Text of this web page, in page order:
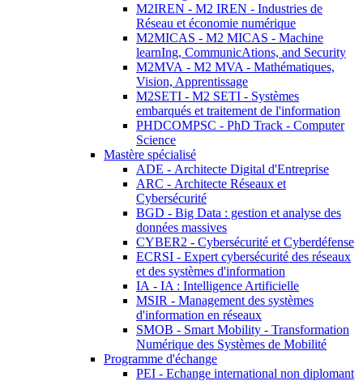
M2IREN - M2 IREN - Industries de
Réseau et économie numérique
M2MICAS - M2 MICAS - Machine
learnIng, CommunicAtions, and Security
M2MVA - M2 MVA - Mathématiques,
Vision, Apprentissage
M2SETI - M2 SETI - Systèmes
embarqués et traitement de l'information
PHDCOMPSC - PhD Track - Computer
Science
Mastère spécialisé
ADE - Architecte Digital d'Entreprise
ARC - Architecte Réseaux et
Cybersécurité
BGD - Big Data : gestion et analyse des
données massives
CYBER2 - Cybersécurité et Cyberdéfense
ECRSI - Expert cybersécurité des réseaux
et des systèmes d'information
IA - IA : Intelligence Artificielle
MSIR - Management des systèmes
d'information en réseaux
SMOB - Smart Mobility - Transformation
Numérique des Systèmes de Mobilité
Programme d'échange
PEI - Echange international non diplomant